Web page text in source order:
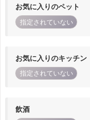
お気に入りのペット
指定されていない
お気に入りのキッチン
指定されていない
飲酒